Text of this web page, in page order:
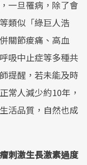
一旦罹病，除了會
類似「綠巨人浩
關節痠痛、高血
吸中止症等多種共
提醒，若未能及時
常人減少約10年，
活品質，自然也成
刺激生長激素過度